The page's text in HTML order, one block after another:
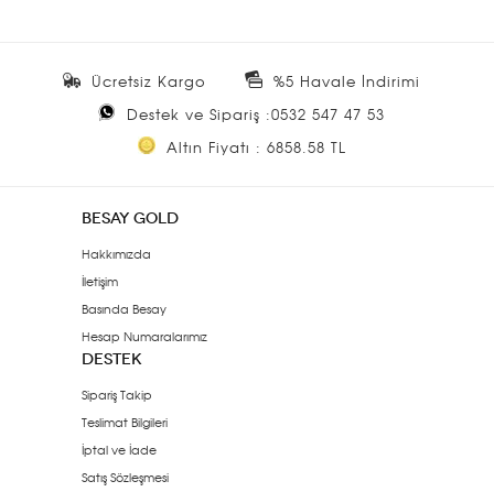
Ücretsiz Kargo
%5 Havale İndirimi
Destek ve Sipariş :0532 547 47 53
Altın Fiyatı : 6858.58 TL
BESAY GOLD
Hakkımızda
İletişim
Basında Besay
Hesap Numaralarımız
DESTEK
Sipariş Takip
Teslimat Bilgileri
İptal ve İade
Satış Sözleşmesi